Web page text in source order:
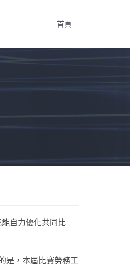
首頁
自力優化共同比
是，本屆比賽勞務工